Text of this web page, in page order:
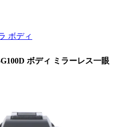
ボディ
ボディ ミラーレス一眼